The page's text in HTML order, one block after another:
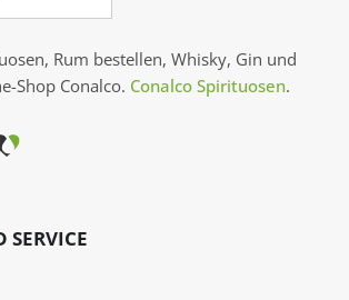
Rum bestellen, Whisky, Gin und
Shop Conalco. Conalco Spirituosen.